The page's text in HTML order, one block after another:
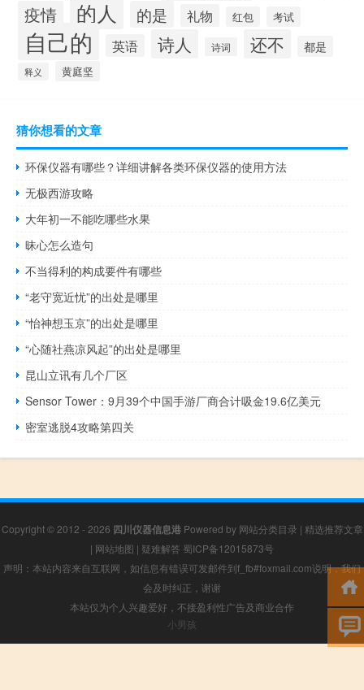
疫情 的人 的是 礼物 红包 考试
自己的 英语 诗人 诗词 还不 都是
释义 黄庭坚
猜你想看的文章
环保仪器有哪些？详细讲解各类环保仪器的使用方法
无极西游攻略
大年初一不能吃哪些水果
昧心怎么造句
不当得利的构成要件有哪些
“老守宽近忧”的出处是哪里
“怡神想玉京”的出处是哪里
“心随社燕凉风起”的出处是哪里
昆山立讯有几个厂区
Sensor Tower：9月39个中国手游厂商合计吸金19.6亿美元
密室逃脱4攻略第四关
Copyright © 2012 - 2026 四川仪器信息港Powered by 网站分类目录 | 精选推荐文章
| 网站地图 | 疑难解答 蜀ICP备12015873号
声明：本站内容来自互联网，如信息有错误可发邮件到f_fb#foxmail.com说明，我们
会及时纠正，谢谢
本站仅为个人兴趣爱好，不接盈利性广告及商业合作
小男孩